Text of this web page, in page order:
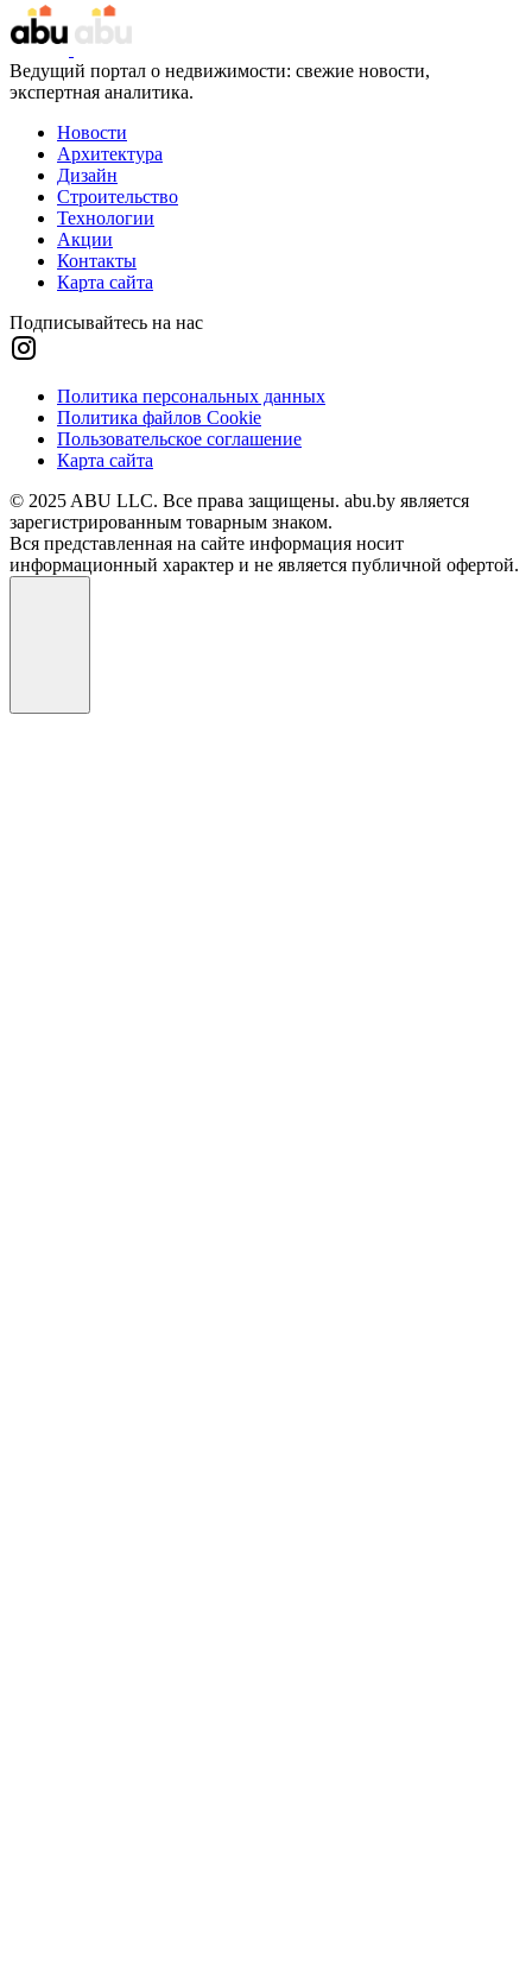
Ведущий портал о недвижимости: свежие новости,
экспертная аналитика.
Новости
Архитектура
Дизайн
Строительство
Технологии
Акции
Контакты
Карта сайта
Подписывайтесь на нас
Политика персональных данных
Политика файлов Cookie
Пользовательское соглашение
Карта сайта
© 2025 ABU LLC. Все права защищены. abu.by является
зарегистрированным товарным знаком.
Вся представленная на сайте информация носит
информационный характер и не является публичной офертой.